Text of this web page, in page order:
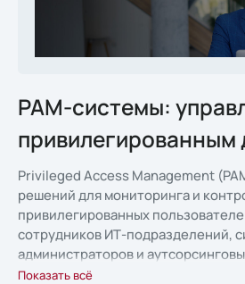
PAM-системы:
привилегированным
Privileged Access Management
решений для мониторинга и
привилегированных
сотрудников ИТ-подразделений,
администраторов и
имеющих доступ к корпоративным
Показать всё